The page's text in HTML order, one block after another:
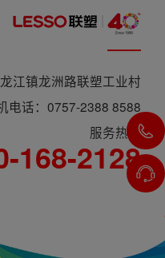
江镇龙洲路联塑工业村
电话：0757-2388 8588
服务热线
168-2128